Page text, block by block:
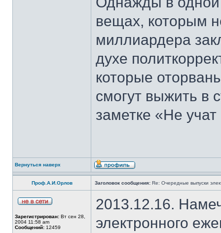
вещах, которым
миллиардера
духе
которые
смогут выжить в
заметке «Не
Вернуться наверх
Проф.А.И.Орлов Заголовок сообщения: Re: Очередные выпуски
Зарегистрирован: Вт сен 28,
2004 11:58 am
Сообщений: 12459
2013.12.16.
электронного